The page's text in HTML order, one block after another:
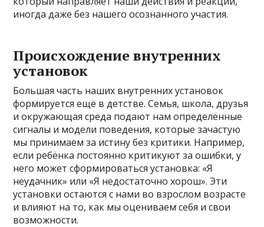
иногда даже без нашего осознанного участия.
Происхождение внутренних
установок
Большая часть наших внутренних установок
формируется ещё в детстве. Семья, школа, друзья
и окружающая среда подают нам определённые
сигналы и модели поведения, которые зачастую
мы принимаем за истину без критики. Например,
если ребёнка постоянно критикуют за ошибки, у
него может сформироваться установка: «Я
неудачник» или «Я недостаточно хорош». Эти
установки остаются с нами во взрослом возрасте
и влияют на то, как мы оцениваем себя и свои
возможности.